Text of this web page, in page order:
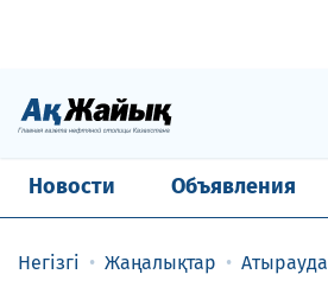
Новости Объявления
Негізгі Жаңалықтар Атырауда